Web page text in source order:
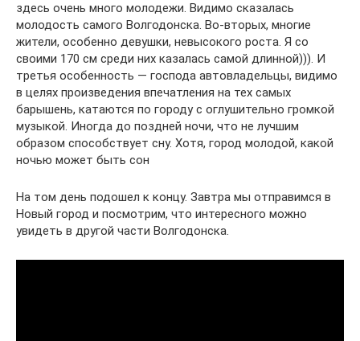
здесь очень много молодежи. Видимо сказалась
молодость самого Волгодонска. Во-вторых, многие
жители, особенно девушки, невысокого роста. Я со
своими 170 см среди них казалась самой длинной))). И
третья особенность — господа автовладельцы, видимо
в целях произведения впечатления на тех самых
барышень, катаются по городу с оглушительно громкой
музыкой. Иногда до поздней ночи, что не лучшим
образом способствует сну. Хотя, город молодой, какой
ночью может быть сон
На том день подошел к концу. Завтра мы отправимся в
Новый город и посмотрим, что интересного можно
увидеть в другой части Волгодонска.